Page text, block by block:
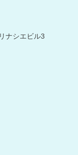
ナシエビル3